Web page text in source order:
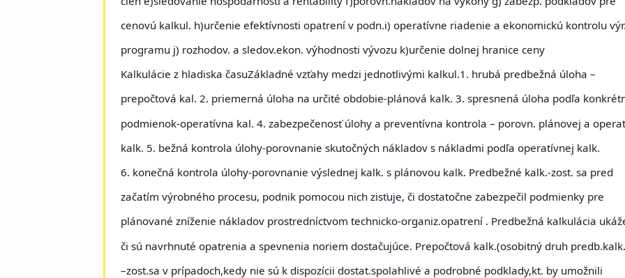
cenovú kalkul. h)určenie efektívnosti opatrení v podn.i) operatívne riadenie a ekonomickú kontrolu
programu j) rozhodov. a sledov.ekon. výhodnosti vývozu k)určenie dolnej hranice ceny
Kalkulácie z hladiska časuZákladné vzťahy medzi jednotlivými kalkul.1. hrubá predbežná úloha –
prepočtová kal. 2. priemerná úloha na určité obdobie-plánová kalk. 3. spresnená úloha podľa
podmienok-operatívna kal. 4. zabezpečenosť úlohy a preventívna kontrola – porovn. plánovej a
kalk. 5. bežná kontrola úlohy-porovnanie skutočných nákladov s nákladmi podľa operatívnej kalk.
6. konečná kontrola úlohy-porovnanie výslednej kalk. s plánovou kalk. Predbežné kalk.-zost. sa pred
začatím výrobného procesu, podnik pomocou nich zisťuje, či dostatočne zabezpečil podmienky pre
plánované zníženie nákladov prostredníctvom technicko-organiz.opatrení . Predbežná kalkulácia
či sú navrhnuté opatrenia a spevnenia noriem dostačujúce. Prepočtová kalk.(osobitný druh
–zost.sa v prípadoch,kedy nie sú k dispozícii dostat.spolahlivé a podrobné podklady,kt. by umožnili